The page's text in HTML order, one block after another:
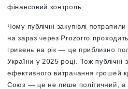
фінансовий контроль.
Чому публічні закупівлі
на зараз через Prozorro
гривень на рік — це приблизно
України у 2025 році. Тож публічні
ефективного витрачання грошей
Союз — це не лише політичний, а